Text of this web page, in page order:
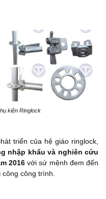
kiện Ringlock
triển của hệ giáo ringlock,
nhập khẩu và nghiên cứu
2016với sứ mệnh đem đến
công trình.